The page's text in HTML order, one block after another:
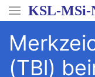
Direkt
zum
Inhalt
KSL-MSi-
(TBl)